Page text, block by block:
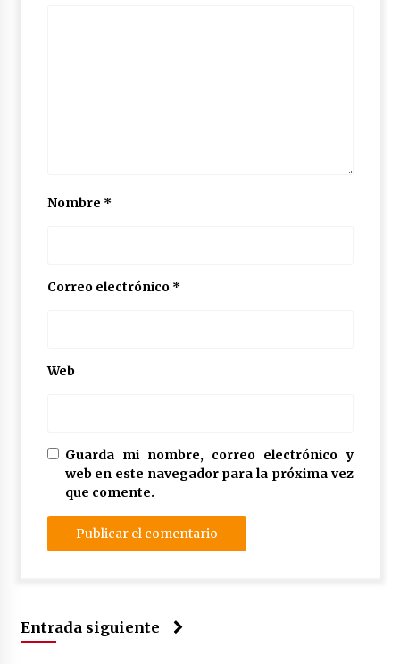
Nombre *
Correo electrónico *
Web
Guarda mi nombre, correo electrónico y
web en este navegador para la próxima vez
que comente.
Entrada siguiente